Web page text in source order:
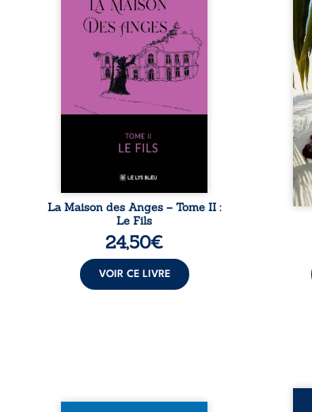
La famille devra affronter non
seulement un inconnu qui rôde
autour du domaine et dont
Firmin, le fidèle majordome,
redoute les visites, le passé
encombrant d’Anatole-
Eustache, la malédiction
familiale, mais aussi la toute-
comment dompter cet enfant
avant qu’il ...
La Maison des Anges – Tome II :
Le Fils
24,50€
VOIR CE LIVRE
eux,